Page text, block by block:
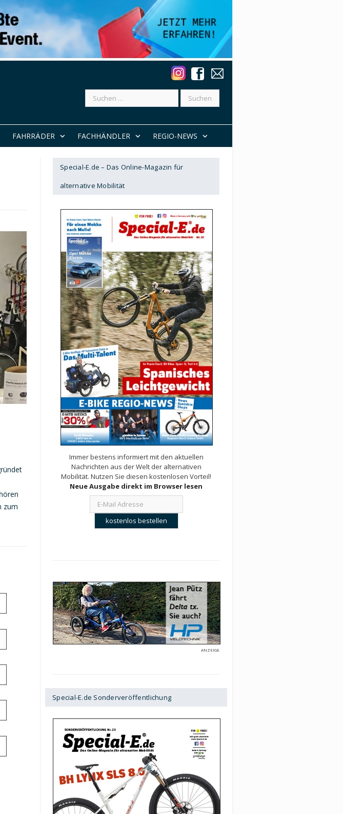
Suchen
FAHRRÄDER FACHHÄNDLER REGIO-NEWS
zum
Special-E.de – Das Online-Magazin für
alternative Mobilität
Immer bestens informiert mit den aktuellen
Nachrichten aus der Welt der alternativen
Mobilität. Nutzen Sie diesen kostenlosen Vorteil!
Neue Ausgabe direkt im Browser lesen
ANZEIGE
Special-E.de Sonderveröffentlichung